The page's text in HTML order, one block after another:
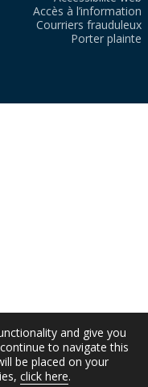
Accès à l’information
Courriers frauduleux
Porter plainte
and give you
to navigate this
be placed on your
click here.